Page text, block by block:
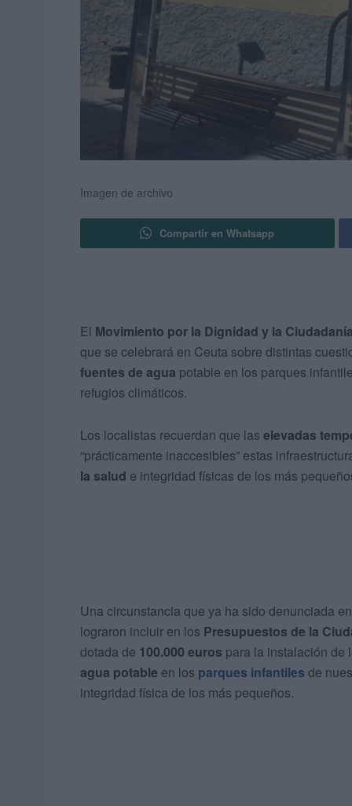
Imagen de archivo
Compartir en Whatsapp
El Movimiento por la Dignidad y la Ciudadanía
que se celebrará en Ceuta sobre distintas
fuentes de agua potable en los parques
refugios climáticos.
Los localistas recuerdan que las elevadas
“prácticamente inaccesibles” estas
la salud e integridad físicas de los más
Una circunstancia que ya ha sido denunciada
lograron incluir en los Presupuestos de la
dotada de 100.000 euros para la instalación de
agua potable en los parques infantiles de
integridad física de los más pequeños.